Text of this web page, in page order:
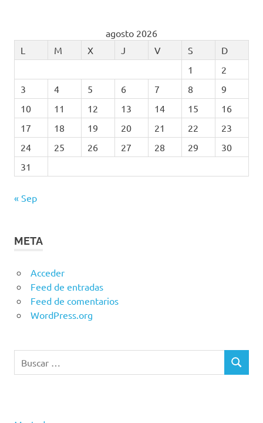
agosto 2026
L
M X J V S
D
1
2
3
4 5 6 7 8
9
10
11 12 13 14 15
16
17
18 19 20 21 22
23
24
25 26 27 28 29
30
31
« Sep
META
Acceder
Feed de entradas
Feed de comentarios
WordPress.org
BUSCAR